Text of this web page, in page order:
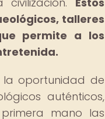
talleres
permite a los
oportunidad de
auténticos,
mano las